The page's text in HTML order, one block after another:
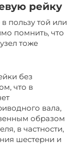
рейку
пользу той или
помнить, что
тоже
без
что в
вала,
образом
в частности,
шестерни и